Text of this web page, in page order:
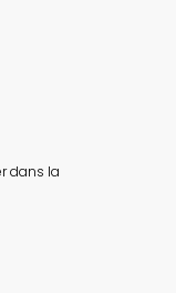
dans la